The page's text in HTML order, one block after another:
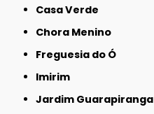
Casa Verde
Chora Menino
Freguesia do Ó
Imirim
Jardim Guarapiranga